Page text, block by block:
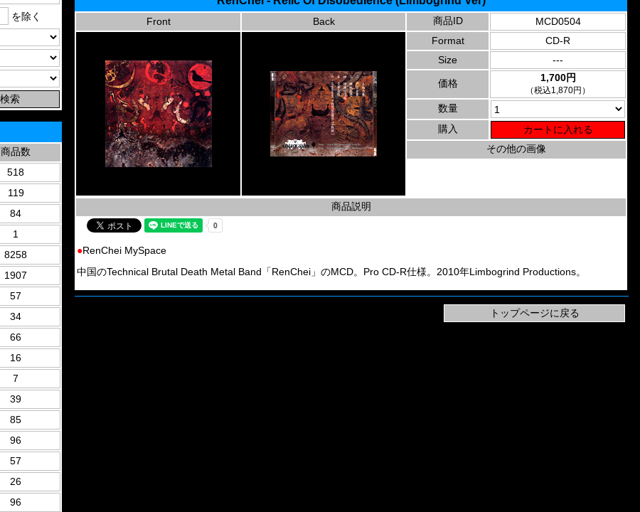
を除く
商品数
518
119
84
1
8258
1907
57
34
66
16
7
39
85
96
57
26
96
Front Back 商品ID
MCD0504
Format
CD-R
Size
---
価格 1,700円
（税込1,870円）
数量
購入
その他の画像
商品説明
●RenChei MySpace
中国のTechnical Brutal Death Metal Band「RenChei」のMCD。Pro CD-R仕様。2010年Limbogrind Productions。